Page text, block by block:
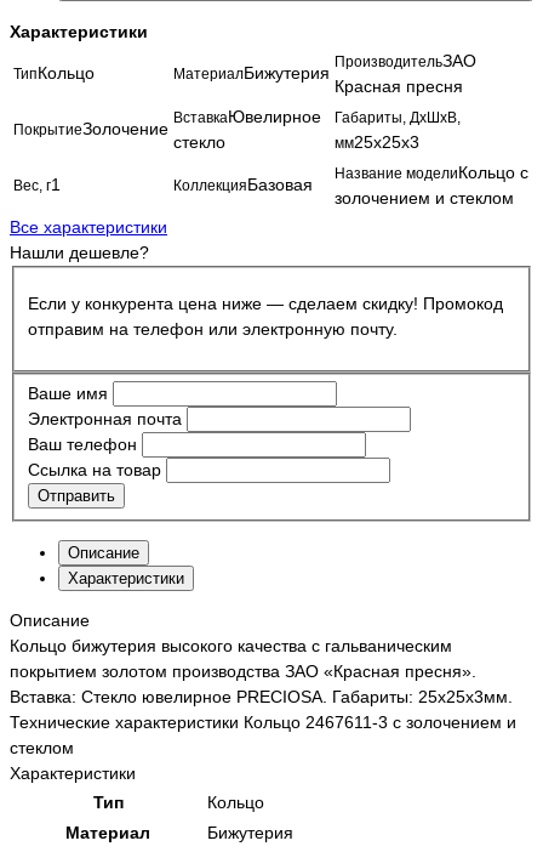
Характеристики
ТипКольцо МатериалБижутерия
ПроизводительЗАО
Красная пресня
ПокрытиеЗолочение
ВставкаЮвелирное
стекло
Габариты, ДхШхВ,
мм25x25x3
Вес, г1 КоллекцияБазовая
Название моделиКольцо с
золочением и стеклом
Все характеристики
Нашли дешевле?
Если у конкурента цена ниже — сделаем скидку! Промокод
отправим на телефон или электронную почту.
Ваше имя
Электронная почта
Ваш телефон
Ссылка на товар
Отправить
Описание
Характеристики
Описание
Кольцо бижутерия высокого качества с гальваническим
покрытием золотом производства ЗАО «Красная пресня».
Вставка: Стекло ювелирное PRECIOSA. Габариты: 25x25x3мм.
Технические характеристики Кольцо 2467611-3 с золочением и
стеклом
Характеристики
Тип
Кольцо
Материал
Бижутерия